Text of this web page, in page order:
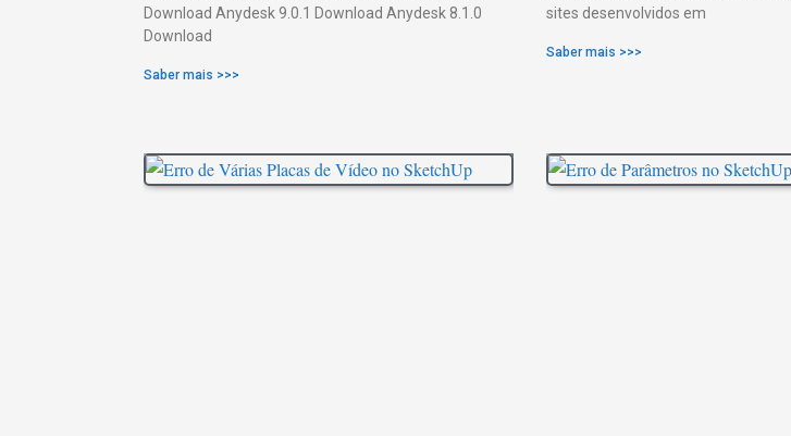
Download Anydesk 9.0.1 Download Anydesk 8.1.0
Download
Saber mais >>>
sites desenvolvidos em
Saber mais >>>